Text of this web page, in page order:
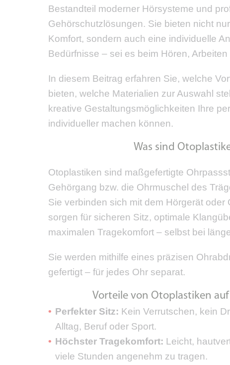
Bestandteil moderner Hörsysteme und
Gehörschutzlösungen. Sie bieten nicht
Komfort, sondern auch eine individuelle
Bedürfnisse – sei es beim Hören,
In diesem Beitrag erfahren Sie, welche
bieten, welche Materialien zur Auswahl
kreative Gestaltungsmöglichkeiten Ihre
individueller machen können.
Was sind
Otoplastiken sind maßgefertigte
Gehörgang bzw. die Ohrmuschel des
Sie verbinden sich mit dem Hörgerät oder
sorgen für sicheren Sitz, optimale
maximalen Tragekomfort – selbst bei
Sie werden mithilfe eines präzisen
gefertigt – für jedes Ohr separat.
Vorteile von Otoplastiken
Perfekter Sitz: Kein Verrutschen, kein
Alltag, Beruf oder Sport.
Höchster Tragekomfort: Leicht,
viele Stunden angenehm zu tragen.